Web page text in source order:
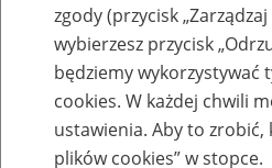
E-akta pytania i
zgody (przycisk „Zarządzaj
wybierzesz przycisk
będziemy wykorzystywać
cookies. W każdej chwili
ustawienia. Aby to zrobić,
plików cookies” w stopce.